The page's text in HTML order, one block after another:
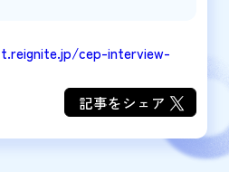
cep-interview-
記事をシェア